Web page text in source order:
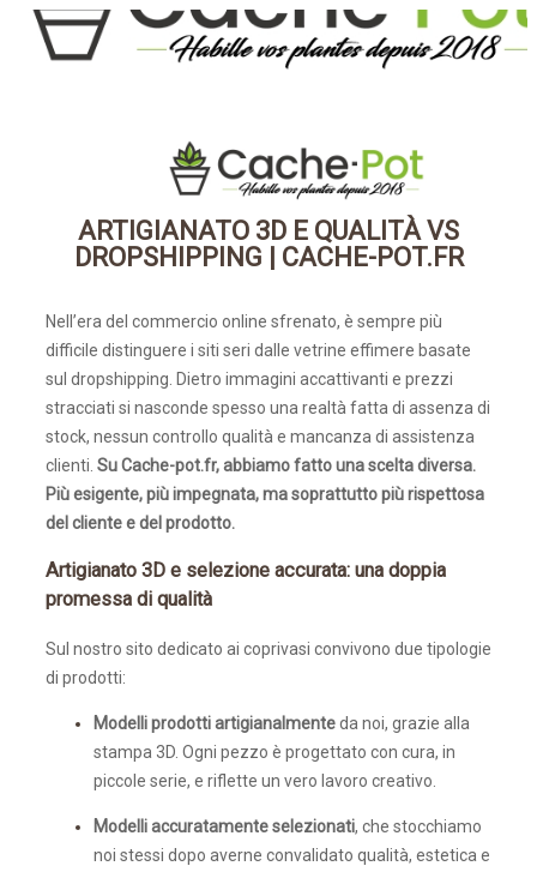
ARTIGIANATO 3D E QUALITÀ VS
DROPSHIPPING | CACHE-POT.FR
ARTIGIANATO 3D E QUALITÀ VS
DROPSHIPPING | CACHE-POT.FR
Nell’era del commercio online sfrenato, è sempre più
difficile distinguere i siti seri dalle vetrine effimere basate
sul dropshipping. Dietro immagini accattivanti e prezzi
stracciati si nasconde spesso una realtà fatta di assenza di
stock, nessun controllo qualità e mancanza di assistenza
clienti. Su Cache-pot.fr, abbiamo fatto una scelta diversa.
Più esigente, più impegnata, ma soprattutto più rispettosa
del cliente e del prodotto.
Artigianato 3D e selezione accurata: una doppia
promessa di qualità
Sul nostro sito dedicato ai coprivasi convivono due tipologie
di prodotti:
Modelli prodotti artigianalmenteda noi, grazie alla
stampa 3D. Ogni pezzo è progettato con cura, in
piccole serie, e riflette un vero lavoro creativo.
Modelli accuratamente selezionati, che stocchiamo
noi stessi dopo averne convalidato qualità, estetica e